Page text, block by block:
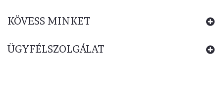
KÖVESS MINKET
ÜGYFÉLSZOLGÁLAT